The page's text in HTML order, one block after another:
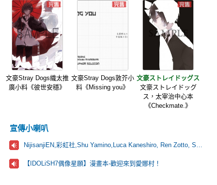
文豪Stray Dogs織太推
廣小料《彼世安穩》
文豪Stray Dogs敦芥小
料《Missing you》
文豪ストレイドッグス
文豪ストレイドッグ
ス，太宰治中心本
《Checkmate.》
宣傳小喇叭
NijisanjiEN,彩虹社,Shu Yamino,Luca Kaneshiro, Ren Zotto, Sonny Brisko, NOVA, にじさんじ
【IDOLiSH7偶像星願】漫畫本-歡迎來到愛娜村！